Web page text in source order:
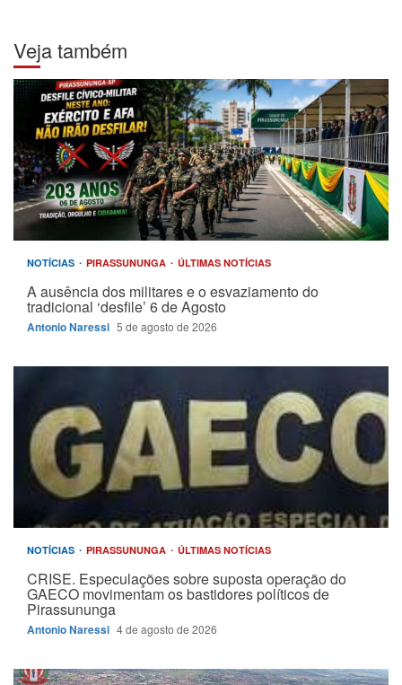
Veja também
NOTÍCIAS PIRASSUNUNGA ÚLTIMAS NOTÍCIAS
A ausência dos militares e o esvaziamento do
tradicional ‘desfile’ 6 de Agosto
Antonio Naressi 5 de agosto de 2026
NOTÍCIAS PIRASSUNUNGA ÚLTIMAS NOTÍCIAS
CRISE. Especulações sobre suposta operação do
GAECO movimentam os bastidores políticos de
Pirassununga
Antonio Naressi 4 de agosto de 2026